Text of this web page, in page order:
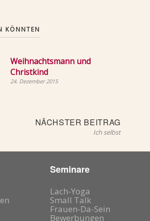
KÖNNTEN
Weihnachtsmann und
Christkind
24. Dezember 2015
NÄCHSTER BEITRAGNächster
Beitrag:
Ich selbst
Seminare
Lach-Yoga
Small Talk
Frauen-Da-Sein
Bewerbungen